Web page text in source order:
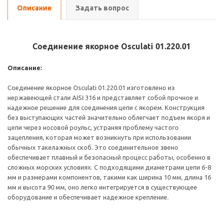
Описание Задать вопрос
Соединение якорное Osculati 01.220.01
Описание:
Соединение якорное Osculati 01.220.01 изготовлено из
нержавеющей стали AISI 316 и представляет собой прочное и
надежное решение для соединения цепи с якорем. Конструкция
без выступающих частей значительно облегчает подъем якоря и
цепи через носовой роульс, устраняя проблему частого
зацепления, которая может возникнуть при использовании
обычных такелажных скоб. Это соединительное звено
обеспечивает плавный и безопасный процесс работы, особенно в
сложных морских условиях. С подходящими диаметрами цепи 6-8
мм и размерами компонентов, такими как ширина 10 мм, длина 16
мм и высота 90 мм, оно легко интегрируется в существующее
оборудование и обеспечивает надежное крепление.